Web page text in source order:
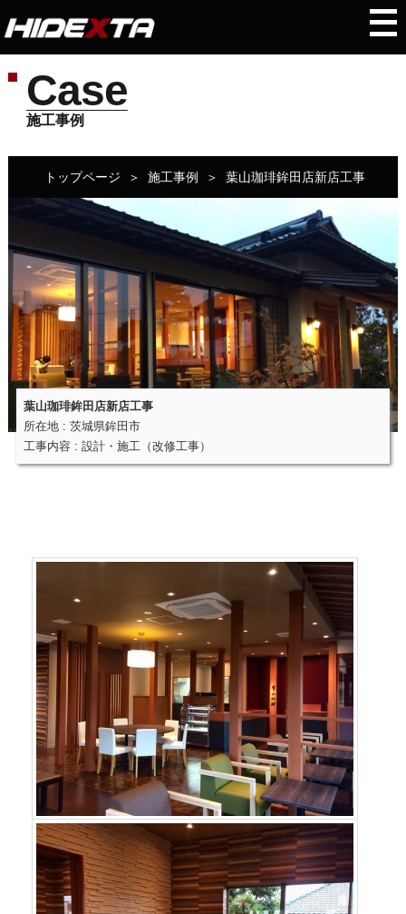
Case
施工事例
トップページ ＞ 施工事例 ＞ 葉山珈琲鉾田店新店工事
葉山珈琲鉾田店新店工事
所在地 : 茨城県鉾田市
工事内容 : 設計・施工（改修工事）